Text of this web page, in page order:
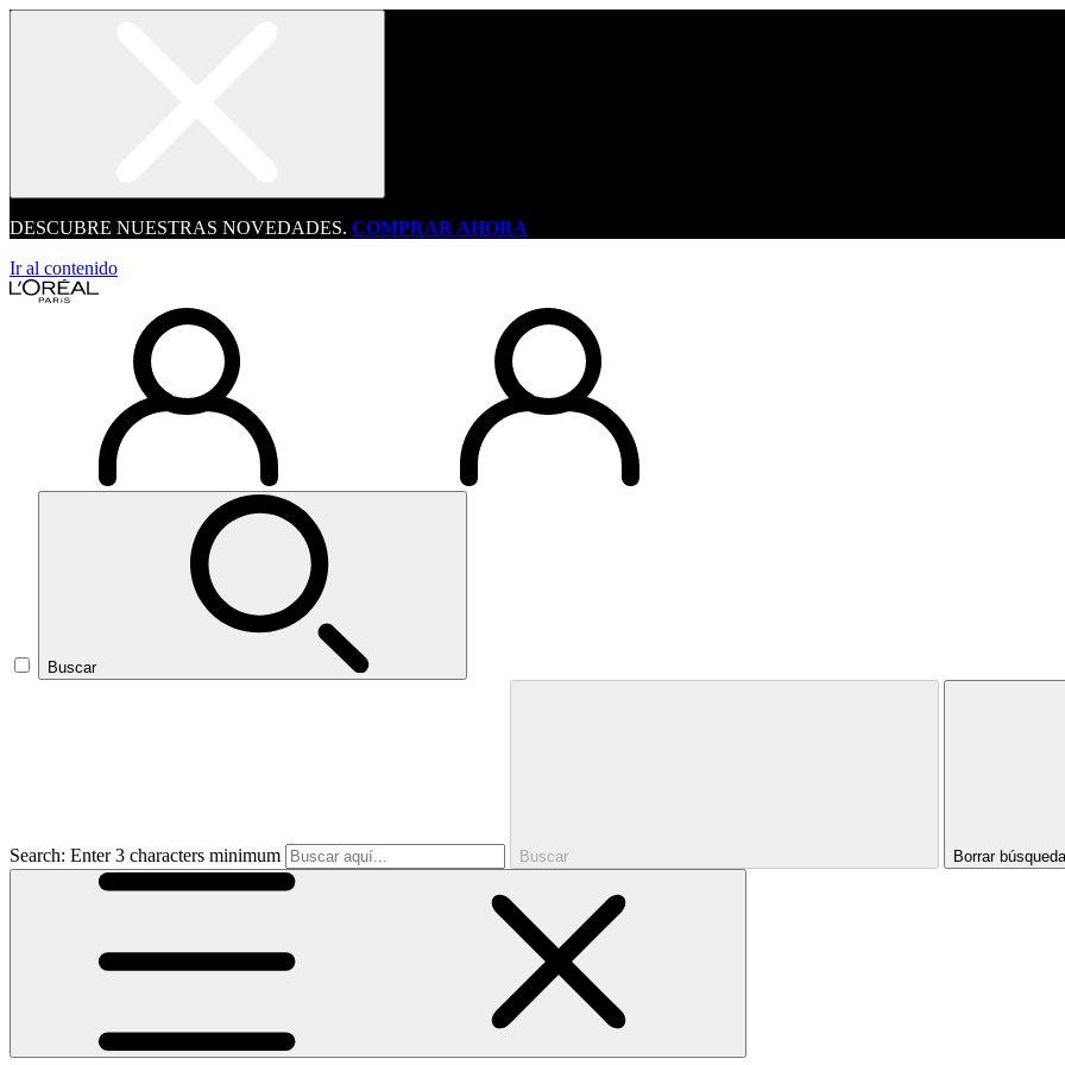
DESCUBRE NUESTRAS NOVEDADES. COMPRAR AHORA
Ir al contenido
Buscar
Search: Enter 3 characters minimum Buscar Borrar búsqueda